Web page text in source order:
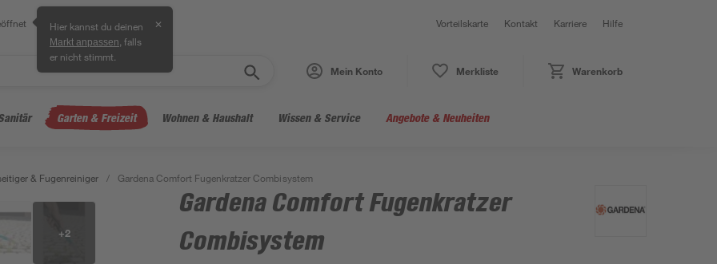
Hier kannst du deinen
Markt anpassen , falls
er nicht stimmt.
✕ Vorteilskarte Kontakt Karriere Hilfe
Mein Konto Merkliste Warenkorb
Garten & Freizeit Wohnen & Haushalt Wissen & Service Angebote & Neuheiten
& Fugenreiniger / Gardena Comfort Fugenkratzer Combisystem
+2
Gardena Comfort Fugenkratzer
Combisystem